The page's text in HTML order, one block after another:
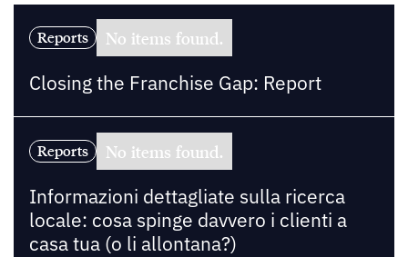
Reports No items found.
Closing the Franchise Gap: Report
Reports No items found.
Informazioni dettagliate sulla ricerca
locale: cosa spinge davvero i clienti a
casa tua (o li allontana?)